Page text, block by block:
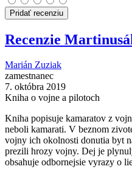
Pridať recenziu
Recenzie
Marián Zuziak
zamestnanec
7. októbra 2019
Kniha o vojne a pilotoch
Kniha popisuje kamaratov z
neboli kamarati. V beznom
vojny ich okolnosti donutia byt
prezili hrozy vojny. Dej je
obsahuje odbornejsie vyrazy o